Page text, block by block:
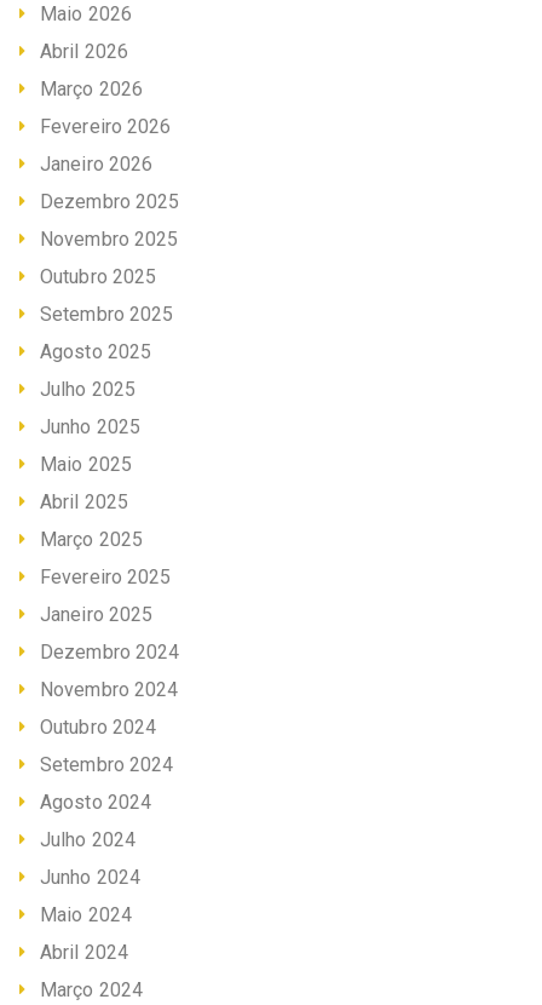
Maio 2026
Abril 2026
Março 2026
Fevereiro 2026
Janeiro 2026
Dezembro 2025
Novembro 2025
Outubro 2025
Setembro 2025
Agosto 2025
Julho 2025
Junho 2025
Maio 2025
Abril 2025
Março 2025
Fevereiro 2025
Janeiro 2025
Dezembro 2024
Novembro 2024
Outubro 2024
Setembro 2024
Agosto 2024
Julho 2024
Junho 2024
Maio 2024
Abril 2024
Março 2024